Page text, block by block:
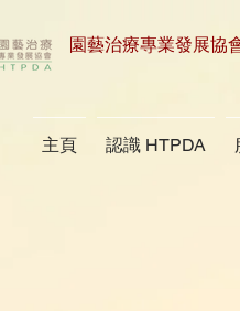
園藝治療專業發展協
主頁 認識 HTPDA